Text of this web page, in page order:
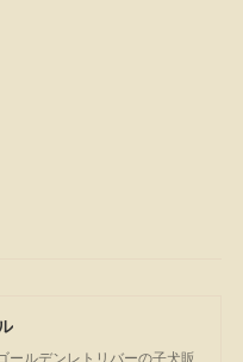
ールデンレトリバーの子犬販